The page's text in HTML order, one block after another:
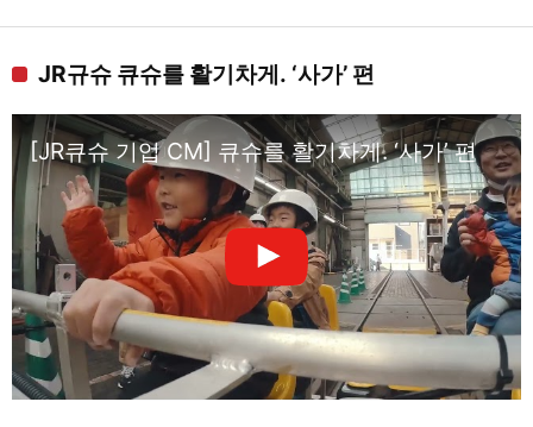
JR규슈 큐슈를 활기차게. ‘사가’ 편
[JR큐슈 기업 CM] 큐슈를 활기차게. ‘사가’ 편